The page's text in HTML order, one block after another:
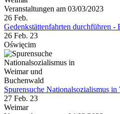
Veranstaltungen am 03/03/2023
26 Feb.
Gedenkstättenfahrten durchführen -
26 Feb. 23
Oświęcim
Spurensuche Nationalsozialismus
27 Feb. 23
Weimar